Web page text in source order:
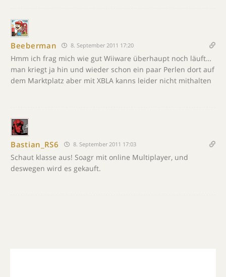
Beeberman 8. September 2011 17:20
Hmm ich frag mich wie gut Wiiware überhaupt noch läuft…
man kriegt ja hin und wieder schon ein paar Perlen dort auf
dem Marktplatz aber mit XBLA kanns leider nicht mithalten
Bastian_RS6 8. September 2011 17:03
Schaut klasse aus! Soagr mit online Multiplayer, und
deswegen wird es gekauft.